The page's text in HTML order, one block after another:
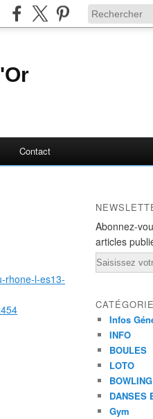
Contact
rhone-l-es13-
Abonnez-
articles
Email
Infos
INFO
BOULES
LOTO
BOWLING
DANSES
Gym